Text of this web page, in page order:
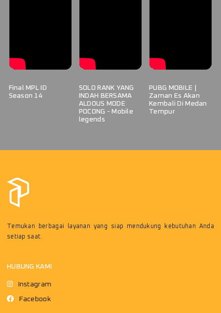
Final MPL ID
Season 14
SOLO RANK YANG
INDAH BERSAMA
ALDOUS MODE
POCONG - Mobile
legends
PUBG MOBILE |
Zaman Es Akan
Kembali Di Medan
Tempur
Temukan berbagai layanan yang siap mendukung kebutuhan Anda
setiap saat.
HUBUNG KAMI
Instagram
Facebook